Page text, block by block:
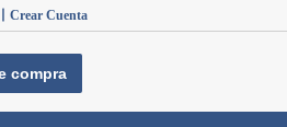
Crear Cuenta
compra